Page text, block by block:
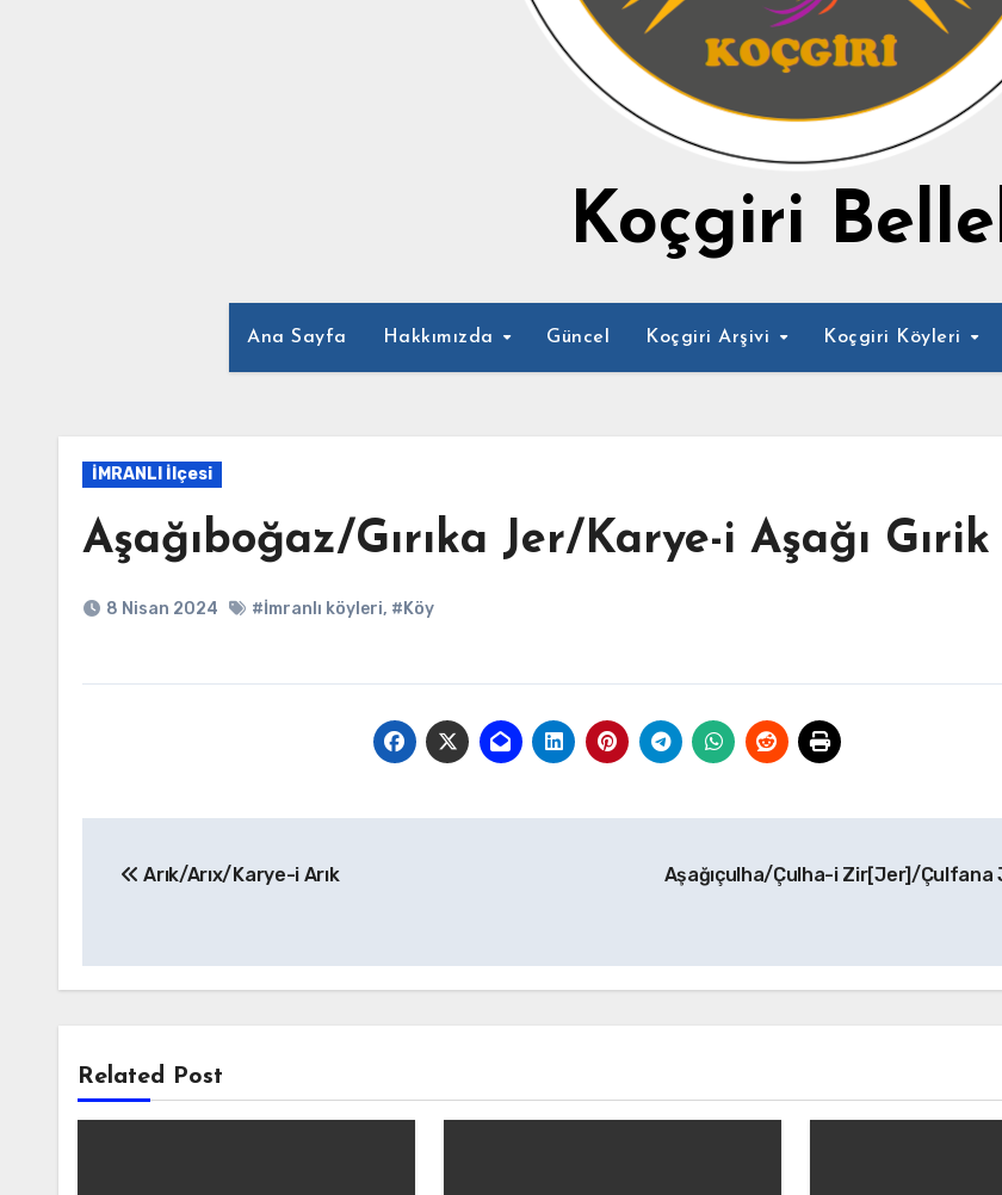
Koçgiri
Ana Sayfa Hakkımızda Güncel Koçgiri Arşivi Koçgiri Köyleri
İMRANLI İlçesi
Aşağıboğaz/Gırıka Jer/Karye-i Aşağı Gırik
8 Nisan 2024 #İmranlı köyleri, #Köy
gezinmesi
Arık/Arıx/Karye-i Arık
Aşağıçulha/Çulha-i Zir[Jer]/
Related Post